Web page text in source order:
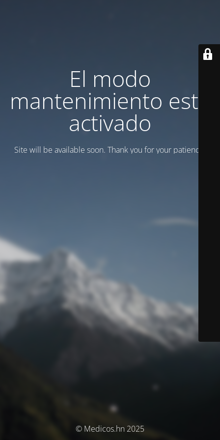
El modo
mantenimiento está
activado
Site will be available soon. Thank you for your patience!
© Medicos.hn 2025